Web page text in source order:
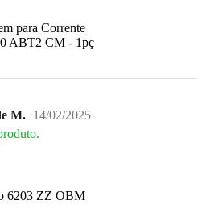
para Corrente
ABT2 CM - 1pç
M.
14/02/2025
6203 ZZ OBM